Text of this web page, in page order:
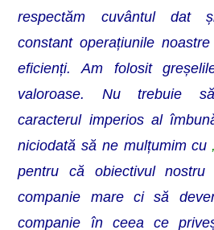
respectăm cuvântul dat
constant operațiunile
eficienți. Am folosit
valoroase. Nu trebuie
caracterul imperios al
niciodată să ne mulțumim cu
pentru că obiectivul
companie mare ci să
companie în ceea ce